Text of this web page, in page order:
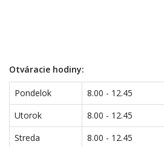
Otváracie hodiny:
Pondelok 8.00 - 12.45
Utorok
8.00 - 12.45
Streda
8.00 - 12.45